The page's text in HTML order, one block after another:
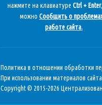
нажмите на клавиатуре Ctrl + Enter
можно Сообщить о
работе сайта.
Политика в отношении обработки
При использовании материалов
Copyright © 2015-2026